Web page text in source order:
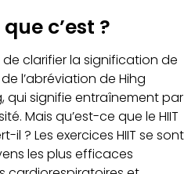
c’est ?
clarifier la signification de
l’abréviation de Hihg
qui signifie entraînement par
Mais qu’est-ce que le HIIT
? Les exercices HIIT se sont
les plus efficaces